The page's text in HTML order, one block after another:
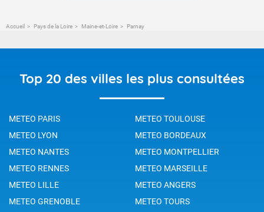
Accueil Pays de la Loire Maine-et-Loire Parnay
Top 20 des villes les plus consultées
METEO PARIS
METEO TOULOUSE
METEO LYON
METEO BORDEAUX
METEO NANTES
METEO MONTPELLIER
METEO RENNES
METEO MARSEILLE
METEO LILLE
METEO ANGERS
METEO GRENOBLE
METEO TOURS